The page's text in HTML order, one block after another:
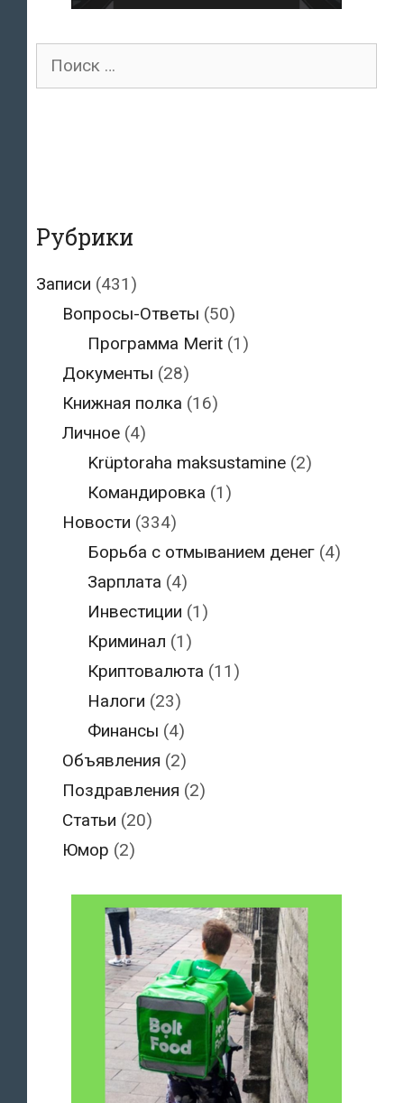
Поиск
Рубрики
Записи (431)
Вопросы-Ответы (50)
Программа Merit (1)
Документы (28)
Книжная полка (16)
Личное(4)
Krüptoraha maksustamine (2)
Командировка (1)
Новости (334)
Борьба с отмыванием денег (4)
Зарплата (4)
Инвестиции (1)
Криминал (1)
Криптовалюта (11)
Налоги (23)
Финансы (4)
Объявления (2)
Поздравления (2)
Статьи (20)
Юмор (2)